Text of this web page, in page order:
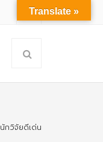
นักวิจัยดีเด่น
Translate »